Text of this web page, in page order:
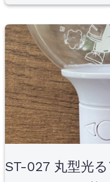
ST-027 丸型光